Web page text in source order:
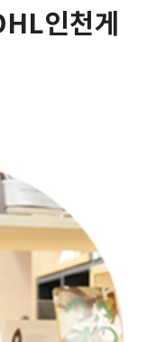
인천게